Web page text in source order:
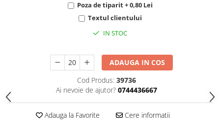
Buchete extravagante
Poza de tiparit + 0,80 Lei
Textul clientului
IN STOC
ADAUGA IN COS
Cod Produs: 39736
Ai nevoie de ajutor? 0744436667
Adauga la Favorite Cere informatii